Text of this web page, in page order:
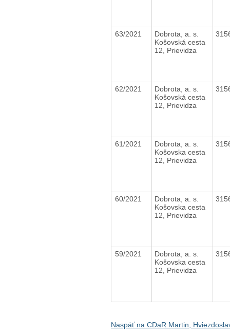
63/2021
Dobrota, a. s.
Košovská cesta
12, Prievidza
62/2021
Dobrota, a. s.
Košovská cesta
12, Prievidza
61/2021
Dobrota, a. s.
Košovska cesta
12, Prievidza
60/2021
Dobrota, a. s.
Košovska cesta
12, Prievidza
59/2021
Dobrota, a. s.
Košovska cesta
12, Prievidza
Naspäť na CDaR Martin,